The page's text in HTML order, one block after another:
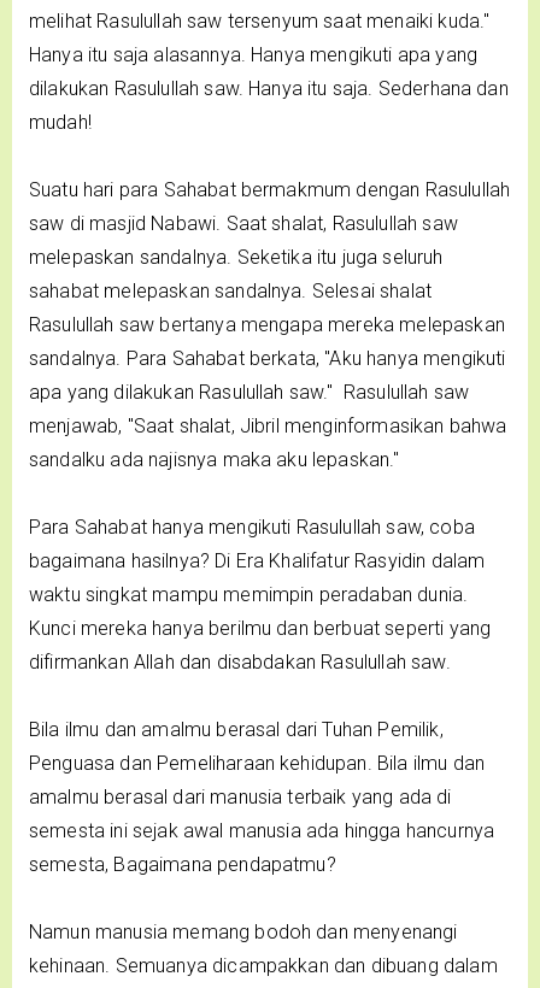
melihat Rasulullah saw tersenyum saat menaiki kuda."
Hanya itu saja alasannya. Hanya mengikuti apa yang
dilakukan Rasulullah saw. Hanya itu saja. Sederhana dan
mudah!
Suatu hari para Sahabat bermakmum dengan Rasulullah
saw di masjid Nabawi. Saat shalat, Rasulullah saw
melepaskan sandalnya. Seketika itu juga seluruh
sahabat melepaskan sandalnya. Selesai shalat
Rasulullah saw bertanya mengapa mereka melepaskan
sandalnya. Para Sahabat berkata, "Aku hanya mengikuti
apa yang dilakukan Rasulullah saw." Rasulullah saw
menjawab, "Saat shalat, Jibril menginformasikan bahwa
sandalku ada najisnya maka aku lepaskan."
Para Sahabat hanya mengikuti Rasulullah saw, coba
bagaimana hasilnya? Di Era Khalifatur Rasyidin dalam
waktu singkat mampu memimpin peradaban dunia.
Kunci mereka hanya berilmu dan berbuat seperti yang
difirmankan Allah dan disabdakan Rasulullah saw.
Bila ilmu dan amalmu berasal dari Tuhan Pemilik,
Penguasa dan Pemeliharaan kehidupan. Bila ilmu dan
amalmu berasal dari manusia terbaik yang ada di
semesta ini sejak awal manusia ada hingga hancurnya
semesta, Bagaimana pendapatmu?
Namun manusia memang bodoh dan menyenangi
kehinaan. Semuanya dicampakkan dan dibuang dalam